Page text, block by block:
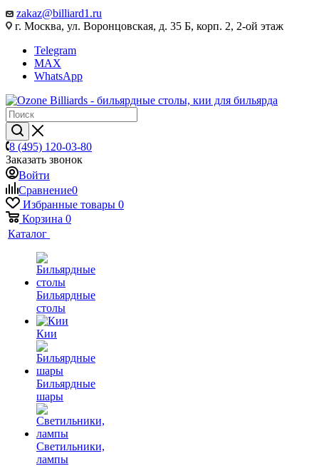
zakaz@billiard1.ru
г. Москва, ул. Воронцовская, д. 35 Б, корп. 2, 2-ой этаж
Telegram
MAX
WhatsApp
8 (495) 120-03-80
Заказать звонок
Войти
Сравнение0
Избранные товары 0
Корзина 0
Каталог
Бильярдные
столы
Кии
Бильярдные
шары
Светильники,
лампы